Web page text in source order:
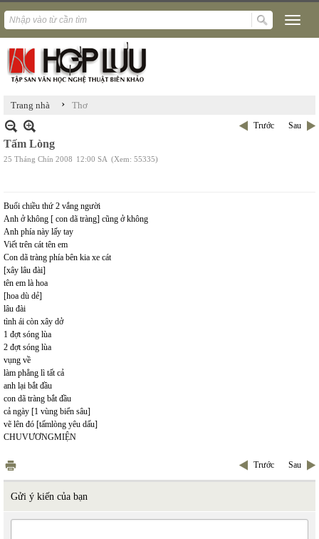
Trang nhà › Thơ
Trước Sau
Tấm Lòng
25 Tháng Chín 2008 12:00 SA (Xem: 55335)
Buổi chiều thứ 2 vắng người
Anh ở không [ con dã tràng] cũng ở không
Anh phía này lấy tay
Viết trên cát tên em
Con dã tràng phía bên kia xe cát
[xây lâu đài]
tên em là hoa
[hoa dù dẻ]
lâu đài
tình ái còn xây dở
1 đợt sóng lùa
2 đợt sóng lùa
vụng về
làm phẳng lì tất cả
anh lại bắt đầu
con dã tràng bắt đầu
cả ngày [1 vùng biển sâu]
vẽ lên đó [tấmlòng yêu dấu]
CHUVƯƠNGMIỆN
Trước Sau
Gửi ý kiến của bạn